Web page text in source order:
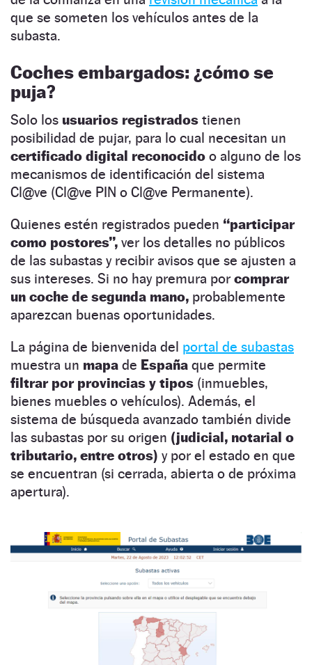
que se someten los vehículos antes de la
subasta.
Coches embargados: ¿cómo se
puja?
Solo los usuarios registrados tienen
posibilidad de pujar, para lo cual necesitan un
certificado digital reconocido o alguno de los
mecanismos de identificación del sistema
Cl@ve (Cl@ve PIN o Cl@ve Permanente).
Quienes estén registrados pueden “participar
como postores”, ver los detalles no públicos
de las subastas y recibir avisos que se ajusten a
sus intereses. Si no hay premura por comprar
un coche de segunda mano, probablemente
aparezcan buenas oportunidades.
La página de bienvenida del portal de subastas
muestra un mapa de España que permite
filtrar por provincias y tipos (inmuebles,
bienes muebles o vehículos). Además, el
sistema de búsqueda avanzado también divide
las subastas por su origen (judicial, notarial o
tributario, entre otros) y por el estado en que
se encuentran (si cerrada, abierta o de próxima
apertura).